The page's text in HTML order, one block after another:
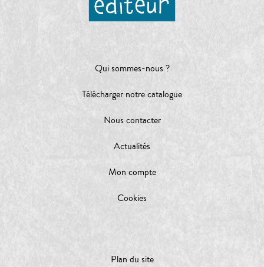
Qui sommes-nous ?
Télécharger notre catalogue
Nous contacter
Actualités
Mon compte
Cookies
Plan du site